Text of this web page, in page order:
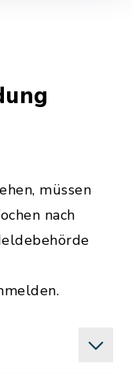
müssen
nach